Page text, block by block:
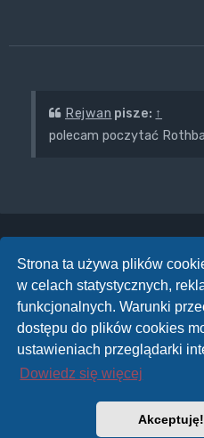
Strona ta używa plików
w celach statystycznych,
funkcjonalnych. Warunki
dostępu do plików cookies
ustawieniach przeglądarki
Dowiedz się więcej
Akceptuję!
Rejwan pisze: ↑
polecam poczytać
ODPOWIEDZ
Posty: 4892 Strona244z
1 …